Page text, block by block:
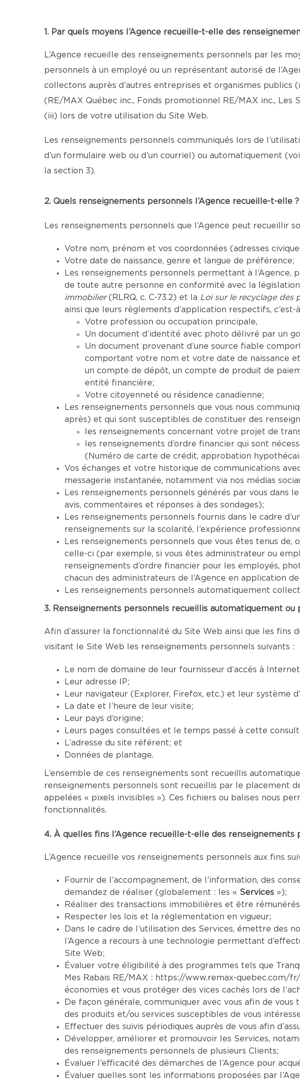
1. Par quels moyens l’Agence recueille-t-elle des
L’Agence recueille des renseignements personnels par les
personnels à un employé ou un représentant autorisé de
collectons auprès d’autres entreprises et organismes
(RE/MAX Québec inc., Fonds promotionnel RE/MAX inc., Les
(iii) lors de votre utilisation du Site Web.
Les renseignements personnels communiqués lors de
d’un formulaire web ou d’un courriel) ou automatiquement
la section 3).
2. Quels renseignements personnels l’Agence recueille-t-elle ?
Les renseignements personnels que l’Agence peut recueillir
Votre nom, prénom et vos coordonnées (adresses
Votre date de naissance, genre et langue de préférence;
Les renseignements personnels permettant à
de toute autre personne en conformité avec la
immobilier(RLRQ, c. C-73.2) et la Loi sur le recyclage des
ainsi que leurs règlements d’application respectifs, c’est-
Votre profession ou occupation principale,
Un document d’identité avec photo délivré par un
Un document provenant d’une source fiable
comportant votre nom et votre date de naissance
un compte de dépôt, un compte de produit de
entité financière;
Votre citoyenneté ou résidence canadienne;
Les renseignements personnels que vous nous
après) et qui sont susceptibles de constituer des
les renseignements concernant votre projet de
les renseignements d’ordre financier qui sont
(Numéro de carte de crédit, approbation
Vos échanges et votre historique de communications
messagerie instantanée, notamment via nos médias
Les renseignements personnels générés par vous dans
avis, commentaires et réponses à des sondages);
Les renseignements personnels fournis dans le cadre
renseignements sur la scolarité, l’expérience
Les renseignements personnels que vous êtes tenus
celle-ci (par exemple, si vous êtes administrateur ou
renseignements d’ordre financier pour les employés,
chacun des administrateurs de l’Agence en application de
Les renseignements personnels automatiquement
3. Renseignements personnels recueillis automatiquement ou
Afin d’assurer la fonctionnalité du Site Web ainsi que les fins
visitant le Site Web les renseignements personnels suivants :
Le nom de domaine de leur fournisseur d’accès à
Leur adresse IP;
Leur navigateur (Explorer, Firefox, etc.) et leur système
La date et l’heure de leur visite;
Leur pays d’origine;
Leurs pages consultées et le temps passé à cette
L’adresse du site référent; et
Données de plantage.
L’ensemble de ces renseignements sont recueillis
renseignements personnels sont recueillis par le placement
appelées « pixels invisibles »). Ces fichiers ou balises nous
fonctionnalités.
4. À quelles fins l’Agence recueille-t-elle des renseignements
L’Agence recueille vos renseignements personnels aux fins
Fournir de l’accompagnement, de l’information, des
demandez de réaliser (globalement : les « Services »);
Réaliser des transactions immobilières et être
Respecter les lois et la réglementation en vigueur;
Dans le cadre de l’utilisation des Services, émettre des
l’Agence a recours à une technologie permettant
Site Web;
Évaluer votre éligibilité à des programmes tels que
Mes Rabais RE/MAX : https://www.remax-quebec.com/
économies et vous protéger des vices cachés lors de
De façon générale, communiquer avec vous afin de
des produits et/ou services susceptibles de vous
Effectuer des suivis périodiques auprès de vous afin
Développer, améliorer et promouvoir les Services,
des renseignements personnels de plusieurs Clients;
Évaluer l’efficacité des démarches de l’Agence pour
Évaluer quelles sont les informations proposées par